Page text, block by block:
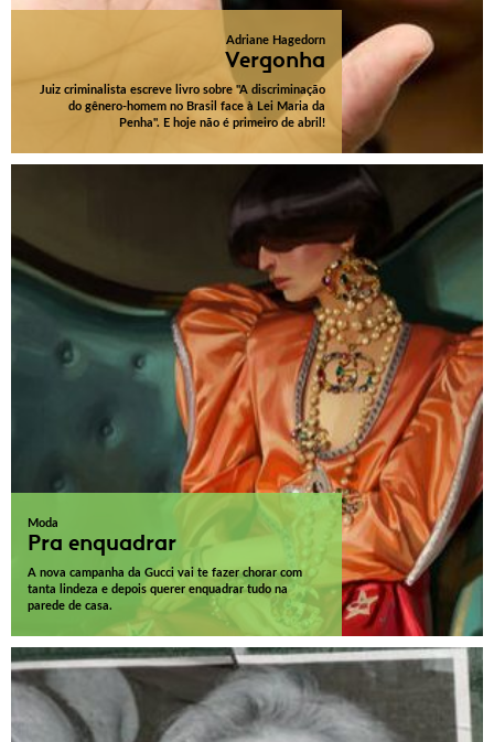
Adriane Hagedorn
Vergonha
Juiz criminalista escreve livro sobre "A discriminação
do gênero-homem no Brasil face à Lei Maria da
Penha". E hoje não é primeiro de abril!
Moda
Pra enquadrar
A nova campanha da Gucci vai te fazer chorar com
tanta lindeza e depois querer enquadrar tudo na
parede de casa.